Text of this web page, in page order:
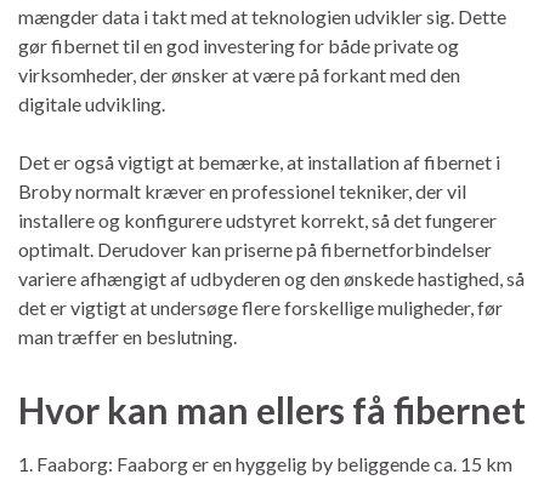
mængder data i takt med at teknologien udvikler sig. Dette
gør fibernet til en god investering for både private og
virksomheder, der ønsker at være på forkant med den
digitale udvikling.
Det er også vigtigt at bemærke, at installation af fibernet i
Broby normalt kræver en professionel tekniker, der vil
installere og konfigurere udstyret korrekt, så det fungerer
optimalt. Derudover kan priserne på fibernetforbindelser
variere afhængigt af udbyderen og den ønskede hastighed, så
det er vigtigt at undersøge flere forskellige muligheder, før
man træffer en beslutning.
Hvor kan man ellers få fibernet
1. Faaborg: Faaborg er en hyggelig by beliggende ca. 15 km